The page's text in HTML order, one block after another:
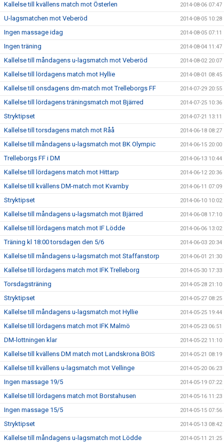
Kallelse till kvällens match mot Österlen 2014-08-06 07:47
U-lagsmatchen mot Veberöd 2014-08-05 10:28
Ingen massage idag 2014-08-05 07:11
Ingen träning 2014-08-04 11:47
Kallelse till måndagens u-lagsmatch mot Veberöd 2014-08-02 20:07
Kallelse till lördagens match mot Hyllie 2014-08-01 08:45
Kallelse till onsdagens dm-match mot Trelleborgs FF 2014-07-29 20:55
Kallelse till lördagens träningsmatch mot Bjärred 2014-07-25 10:36
Stryktipset 2014-07-21 13:11
Kallelse till torsdagens match mot Råå 2014-06-18 08:27
Kallelse till måndagens u-lagsmatch mot BK Olympic 2014-06-15 20:00
Trelleborgs FF i DM 2014-06-13 10:44
Kallelse till lördagens match mot Hittarp 2014-06-12 20:36
Kallelse till kvällens DM-match mot Kvarnby 2014-06-11 07:09
Stryktipset 2014-06-10 10:02
Kallelse till måndagens u-lagsmatch mot Bjärred 2014-06-08 17:10
Kallelse till lördagens match mot IF Lödde 2014-06-06 13:02
Träning kl 18:00 torsdagen den 5/6 2014-06-03 20:34
Kallelse till måndagens u-lagsmatch mot Staffanstorp 2014-06-01 21:30
Kallelse till lördagens match mot IFK Trelleborg 2014-05-30 17:33
Torsdagsträning 2014-05-28 21:10
Stryktipset 2014-05-27 08:25
Kallelse till måndagens u-lagsmatch mot Hyllie 2014-05-25 19:44
Kallelse till lördagens match mot IFK Malmö 2014-05-23 06:51
DM-lottningen klar 2014-05-22 11:10
Kallelse till kvällens DM match mot Landskrona BOIS 2014-05-21 08:19
Kallelse till kvällens u-lagsmatch mot Vellinge 2014-05-20 06:23
Ingen massage 19/5 2014-05-19 07:22
Kallelse till lördagens match mot Borstahusen 2014-05-16 11:23
Ingen massage 15/5 2014-05-15 07:56
Stryktipset 2014-05-13 08:42
Kallelse till måndagens u-lagsmatch mot Lödde 2014-05-11 21:25